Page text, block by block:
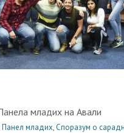
младих на Авали
Панел младих, Споразум о